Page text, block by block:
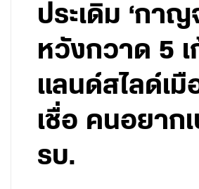
ประเดิม ‘กาญ
หวังกวาด 5 เ
แลนด์สไลด์เ
เชื่อ คนอยาก
รบ.